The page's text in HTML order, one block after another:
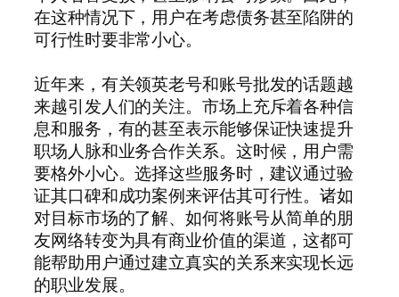
在这种情况下，用户在考虑债务甚至陷阱的
可行性时要非常小心。
近年来，有关领英老号和账号批发的话题越
来越引发人们的关注。市场上充斥着各种信
息和服务，有的甚至表示能够保证快速提升
职场人脉和业务合作关系。这时候，用户需
要格外小心。选择这些服务时，建议通过验
证其口碑和成功案例来评估其可行性。诸如
对目标市场的了解、如何将账号从简单的朋
友网络转变为具有商业价值的渠道，这都可
能帮助用户通过建立真实的关系来实现长远
的职业发展。